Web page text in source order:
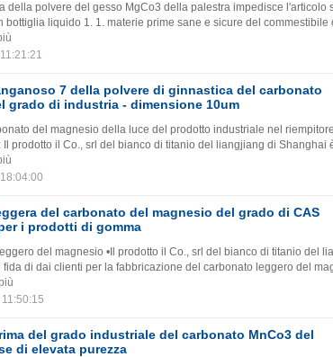
della polvere del gesso MgCo3 della palestra impedisce l'articolo
bottiglia liquido 1. 1. materie prime sane e sicure del commestibile
7 della polvere di ginnastica del carbonato
grado di industria - dimensione 10um
del magnesio della luce del prodotto industriale nel
Il prodotto il Co., srl del bianco di titanio del liangjiang di Shanghai
del carbonato del magnesio del grado di CAS
i prodotti di gomma
del magnesio •Il prodotto il Co., srl del bianco di titanio del
fida di dai clienti per la fabbricazione del carbonato leggero del
del grado industriale del carbonato MnCo3 del
di elevata purezza